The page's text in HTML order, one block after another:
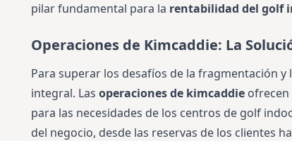
pilar fundamental para la rentabilidad del golf
Operaciones de Kimcaddie: La
Para superar los desafíos de la fragmentación
integral. Las operaciones de kimcaddie
para las necesidades de los centros de golf
del negocio, desde las reservas de los clientes